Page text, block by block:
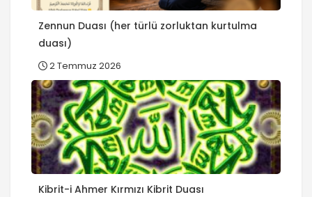
Zennun Duası (her türlü zorluktan kurtulma
duası)
2 Temmuz 2026
Kibrit-i Ahmer Kırmızı Kibrit Duası